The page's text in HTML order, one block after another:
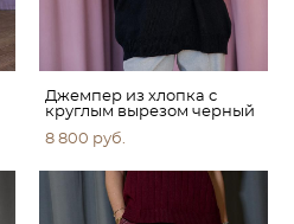
Джемпер из хлопка с
круглым вырезом черный
8 800 pуб.